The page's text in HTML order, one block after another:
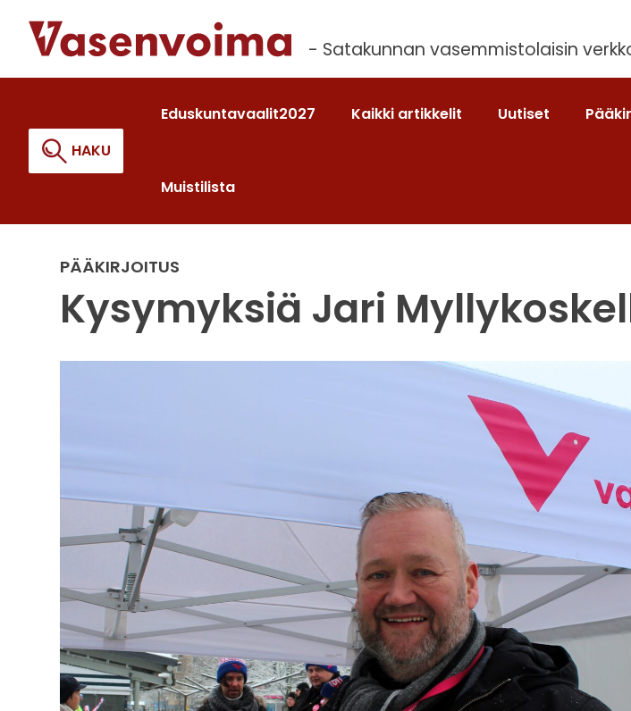
sisältöön
- Satakunnan vasemmistolaisin
HAKU
Eduskuntavaalit2027 Kaikki artikkelit Uutiset
Muistilista
PÄÄKIRJOITUS
Kysymyksiä Jari